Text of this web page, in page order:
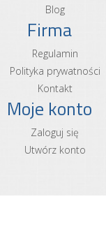
Blog
Firma
Regulamin
Polityka prywatności
Kontakt
Moje konto
Zaloguj się
Utwórz konto